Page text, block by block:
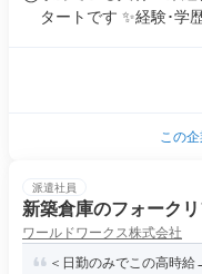
タートです ✨経験･学歴
この
派遣社員
新築倉庫のフォーク
ワールドワークス株式会社
＜日勤のみでこの高時